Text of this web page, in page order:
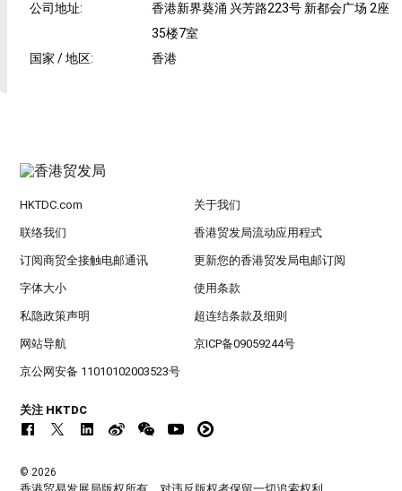
公司地址:
香港新界葵涌 兴芳路223号 新都会广场 2座
35楼7室
国家 / 地区: 香港
HKTDC.com 关于我们
联络我们 香港贸发局流动应用程式
订阅商贸全接触电邮通讯 更新您的香港贸发局电邮订阅
字体大小 使用条款
私隐政策声明 超连结条款及细则
网站导航 京ICP备09059244号
京公网安备 11010102003523号
关注 HKTDC
© 2026